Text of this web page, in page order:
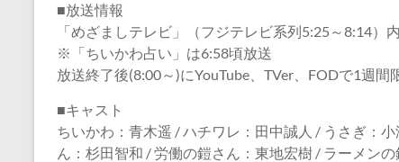
■放送情報
「めざましテレビ」（フジテレビ系列5:25～8:14）
※「ちいかわ占い」は6:58頃放送
放送終了後(8:00～)にYouTube、TVer、FODで1週間
■キャスト
ちいかわ：青木遥 / ハチワレ：田中誠人 / うさぎ：
ん：杉田智和 / 労働の鎧さん：東地宏樹 / ラーメン